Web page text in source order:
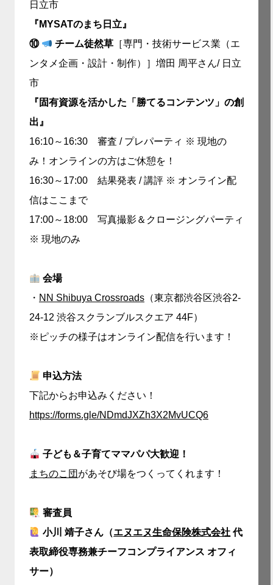
日立市
『MYSATのまち日立』
⑩
チーム徒然草 ［専門・技術サービス業（エ
ンタメ企画・設計・制作）］増田 周平さん/ 日立
市
『固有資源を活かした「勝てるコンテンツ」の創
出』
16:10～16:30 審査 / プレパーティ ※ 現地の
み！オンラインの方はご休憩を！
16:30～17:00 結果発表 / 講評 ※ オンライン配
信はここまで
17:00～18:00 写真撮影＆クロージングパーティ
※ 現地のみ
会場
・ NN Shibuya Crossroads （東京都渋谷区渋谷2-
24-12 渋谷スクランブルスクエア 44F）
※ピッチの様子はオンライン配信を行います！
申込方法
下記からお申込みください！
https://forms.gle/NDmdJXZh3X2MvUCQ6
子ども＆子育てママパパ大歓迎！
まちのこ団 があそび場をつくってくれます！
審査員
小川 靖子さん（エヌエヌ生命保険株式会社 代
表取締役専務兼チーフコンプライアンス オフィ
サー）